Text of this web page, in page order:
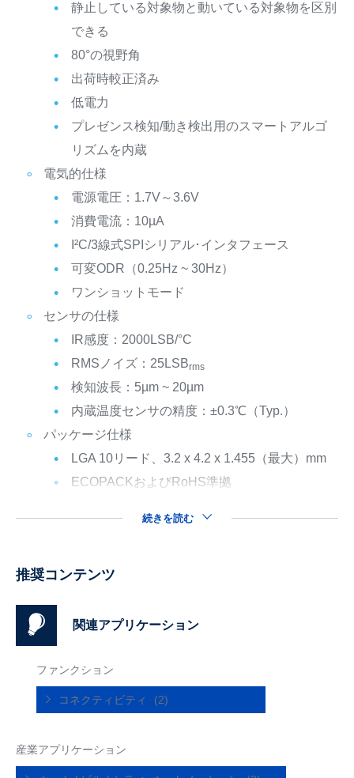
静止している対象物と動いている対象物を区別
できる
80°の視野角
出荷時較正済み
低電力
プレゼンス検知/動き検出用のスマートアルゴ
リズムを内蔵
電気的仕様
電源電圧：1.7V～3.6V
消費電流：10µA
I²C/3線式SPIシリアル･インタフェース
可変ODR（0.25Hz ~ 30Hz）
ワンショットモード
センサの仕様
IR感度：2000LSB/°C
RMSノイズ：25LSBrms
検知波長：5µm ~ 20µm
内蔵温度センサの精度：±0.3℃（Typ.）
パッケージ仕様
LGA 10リード、3.2 x 4.2 x 1.455（最大）mm
ECOPACKおよびRoHS準拠
続きを読む
推奨コンテンツ
関連アプリケーション
ファンクション
コネクティビティ (2)
産業アプリケーション